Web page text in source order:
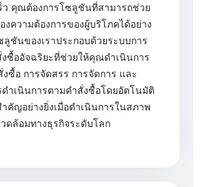
ว คุณต้องการโซลูชันที่สามารถช่วย
ความต้องการของผู้บริโภคได้อย่าง
ลูชันของเราประกอบด้วยระบบการ
งซื้ออัจฉริยะที่ช่วยให้คุณดำเนินการ
ซื้อ การจัดสรร การจัดการ และ
ดำเนินการตามคำสั่งซื้อโดยอัตโนมัติ
คัญอย่างยิ่งเมื่อดำเนินการในสภาพ
ดล้อมทางธุรกิจระดับโลก